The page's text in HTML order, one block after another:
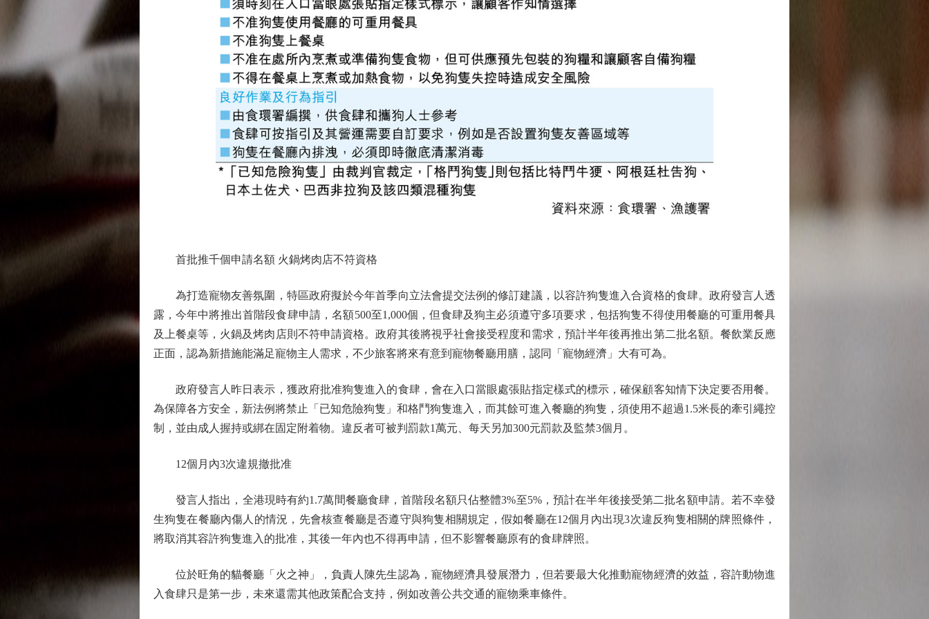
首批推千個申請名額 火鍋烤肉店不符資格
為打造寵物友善氛圍，特區政府擬於今年首季向立法會提交法例的修訂建議，以容許狗隻進入合資格的食肆。政府發言人透
露，今年中將推出首階段食肆申請，名額500至1,000個，但食肆及狗主必須遵守多項要求，包括狗隻不得使用餐廳的可重用餐具
及上餐桌等，火鍋及烤肉店則不符申請資格。政府其後將視乎社會接受程度和需求，預計半年後再推出第二批名額。餐飲業反應
正面，認為新措施能滿足寵物主人需求，不少旅客將來有意到寵物餐廳用膳，認同「寵物經濟」大有可為。
政府發言人昨日表示，獲政府批准狗隻進入的食肆，會在入口當眼處張貼指定樣式的標示，確保顧客知情下決定要否用餐。
為保障各方安全，新法例將禁止「已知危險狗隻」和格鬥狗隻進入，而其餘可進入餐廳的狗隻，須使用不超過1.5米長的牽引繩控
制，並由成人握持或綁在固定附着物。違反者可被判罰款1萬元、每天另加300元罰款及監禁3個月。
12個月內3次違規撤批准
發言人指出，全港現時有約1.7萬間餐廳食肆，首階段名額只佔整體3%至5%，預計在半年後接受第二批名額申請。若不幸發
生狗隻在餐廳內傷人的情況，先會核查餐廳是否遵守與狗隻相關規定，假如餐廳在12個月內出現3次違反狗隻相關的牌照條件，
將取消其容許狗隻進入的批准，其後一年內也不得再申請，但不影響餐廳原有的食肆牌照。
位於旺角的貓餐廳「火之神」，負責人陳先生認為，寵物經濟具發展潛力，但若要最大化推動寵物經濟的效益，容許動物進
入食肆只是第一步，未來還需其他政策配合支持，例如改善公共交通的寵物乘車條件。